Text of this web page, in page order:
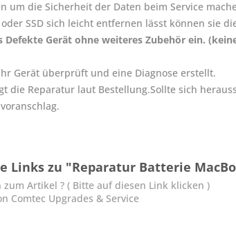
um die Sicherheit der Daten beim Service
SSD sich leicht entfernen lässt können sie
Defekte Gerät ohne weiteres Zubehör ein.
Gerät überprüft und eine Diagnose erstellt.
die Reparatur laut Bestellung.Sollte sich
Links zu "Reparatur Batterie
zum Artikel ? ( Bitte auf diesen Link klicken )
Comtec Upgrades & Service